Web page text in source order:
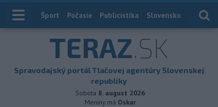
Index
Šport Počasie Publicistika Slovensko
TERAZ.SK
Spravodajský portál Tlačovej agentúry Slovenskej
republiky
Sobota 8. august 2026
Meniny má Oskar